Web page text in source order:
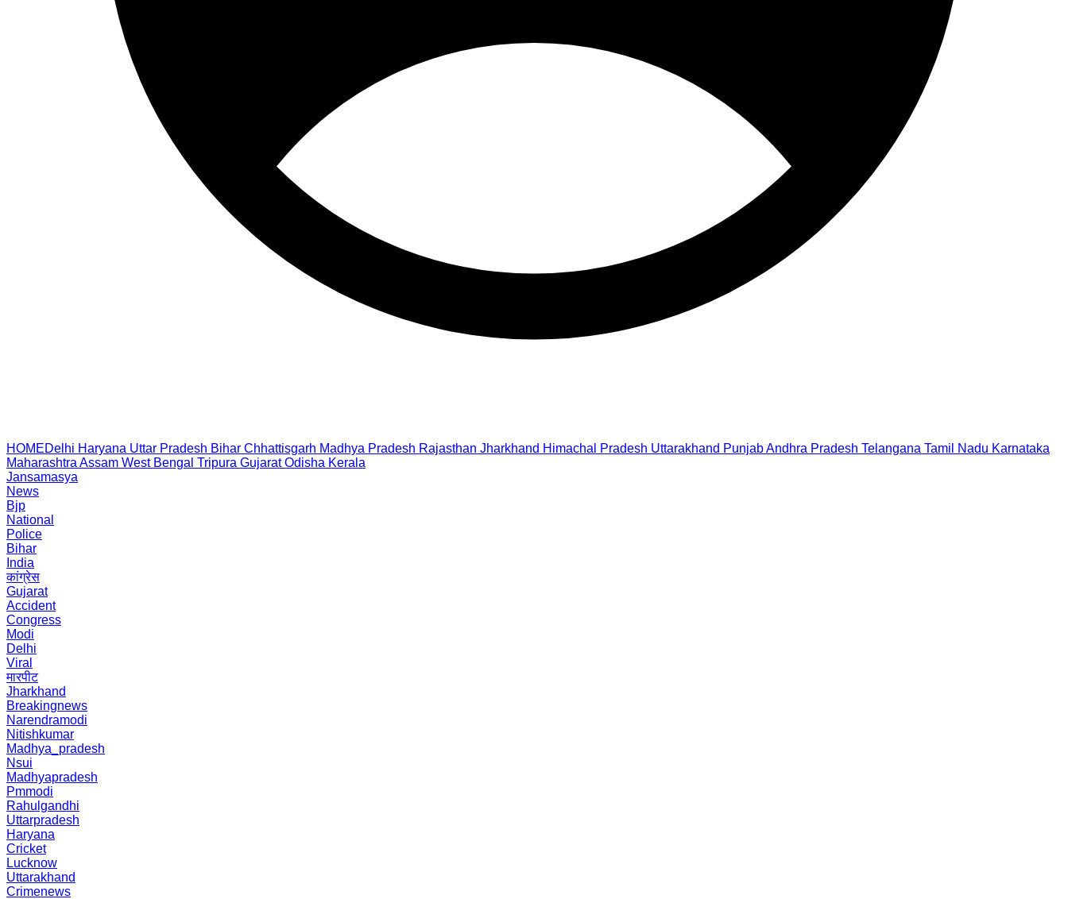
HOMEDelhi Haryana Uttar Pradesh Bihar Chhattisgarh Madhya Pradesh Rajasthan Jharkhand Himachal Pradesh Uttarakhand PunjabAndhra Pradesh Telangana Tamil Nadu Karnataka
Maharashtra Assam West Bengal Tripura Gujarat Odisha Kerala
Jansamasya
News
Bjp
National
Police
Bihar
India
कांग्रेस
Gujarat
Accident
Congress
Modi
Delhi
Viral
मारपीट
Jharkhand
Breakingnews
Narendramodi
Nitishkumar
Madhya_pradesh
Nsui
Madhyapradesh
Pmmodi
Rahulgandhi
Uttarpradesh
Haryana
Cricket
Lucknow
Uttarakhand
Crimenews